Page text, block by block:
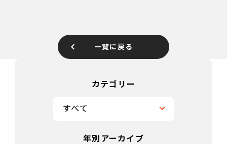
一覧に戻る
カテゴリー
すべて
年別アーカイブ